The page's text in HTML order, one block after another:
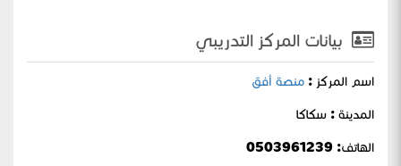
بيانات المركز التدريبي
اسم المركز : منصة أفق
المدينة : سكاكا
الهاتف: 0503961239